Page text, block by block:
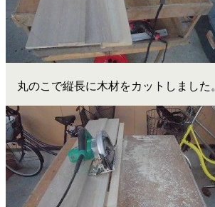
丸のこで縦長に木材をカットしました。